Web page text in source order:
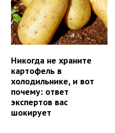
Никогда не храните
картофель в
холодильнике, и вот
почему: ответ
экспертов вас
шокирует